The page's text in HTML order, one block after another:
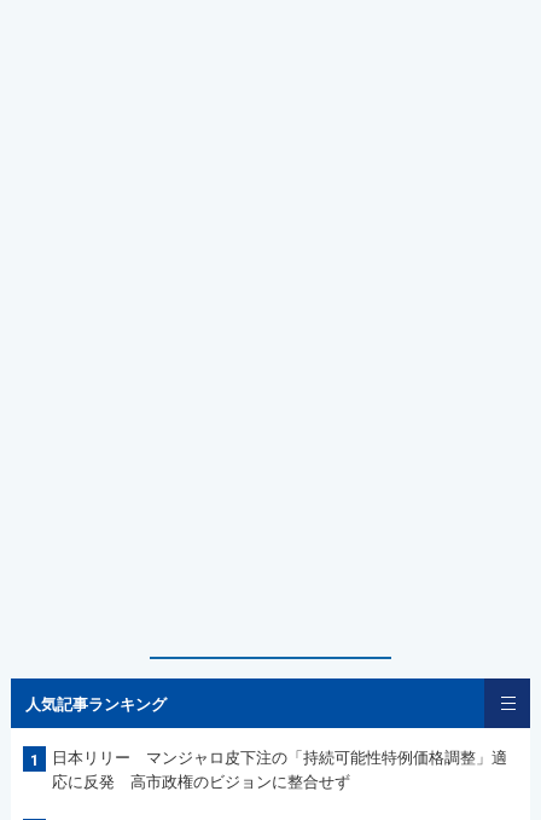
人気記事ランキング
1
日本リリー マンジャロ皮下注の「持続可能性特例価格調整」適
応に反発 高市政権のビジョンに整合せず